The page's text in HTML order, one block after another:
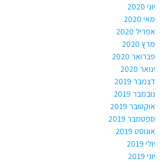
יוני 2020
מאי 2020
אפריל 2020
מרץ 2020
פברואר 2020
ינואר 2020
דצמבר 2019
נובמבר 2019
אוקטובר 2019
ספטמבר 2019
אוגוסט 2019
יולי 2019
יוני 2019